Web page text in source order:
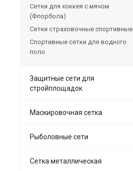
Сетки для хоккея с мячом
(Флорбола)
Сетки страховочные спортивные
Спортивные сетки для водного
поло
Защитные сети для
стройплощадок
Маскировочная сетка
Рыболовные сети
Сетка металлическая